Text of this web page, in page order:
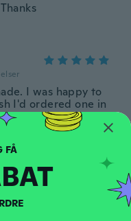
I was happy to
I'd ordered one in
· 25 overførsler
at the back
to arrive